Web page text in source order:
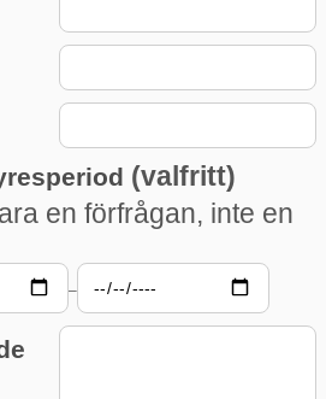
(valfritt)
en förfrågan, inte en
–